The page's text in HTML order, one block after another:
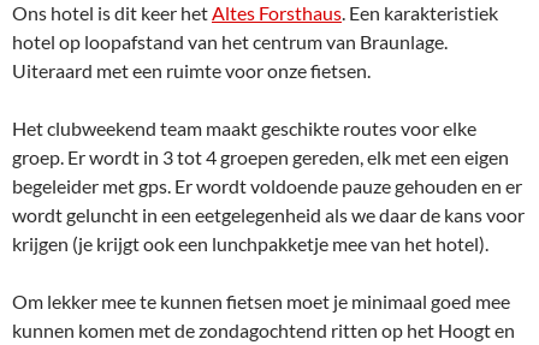
Ons hotel is dit keer hetAltes Forsthaus. Een karakteristiek
hotel op loopafstand van het centrum van Braunlage.
Uiteraard met een ruimte voor onze fietsen.
Het clubweekend team maakt geschikte routes voor elke
groep. Er wordt in 3 tot 4 groepen gereden, elk met een eigen
begeleider met gps. Er wordt voldoende pauze gehouden en er
wordt geluncht in een eetgelegenheid als we daar de kans voor
krijgen (je krijgt ook een lunchpakketje mee van het hotel).
Om lekker mee te kunnen fietsen moet je minimaal goed mee
kunnen komen met de zondagochtend ritten op het Hoogt en